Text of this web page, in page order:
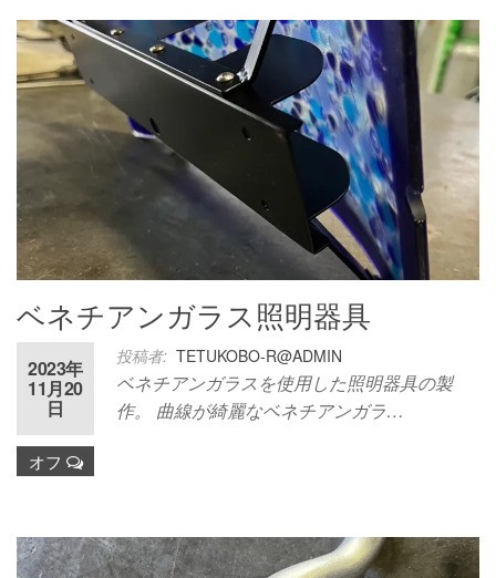
ベネチアンガラス照明器具
投稿者: TETUKOBO-R@ADMIN
2023年
11月20
日
オフ
ベネチアンガラスを使用した照明器具の製
作。 曲線が綺麗なベネチアンガラ…